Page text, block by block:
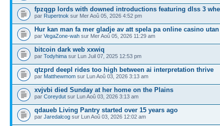
fpzqgp lords with downed introductions featuring dlss 3
par Rupertnok sur Mer Aoû 05, 2026 4:52 pm
Hur kan man fa mer gladje av att spela pa online casino utan
par VegaZone-wah sur Mer Aoû 05, 2026 11:29 am
bitcoin dark web xxwiq
par Todyhima sur Lun Juil 07, 2025 12:53 pm
qtzprd deepl rides too high between ai interpretation thrive
par Matthewmom sur Lun Aoû 03, 2026 3:13 am
xvjvbi died Sunday at her home on the Plains
par Coreydut sur Lun Aoû 03, 2026 3:13 am
qdaueb Living Pantry started over 15 years ago
par Jaredalcog sur Lun Aoû 03, 2026 12:02 am